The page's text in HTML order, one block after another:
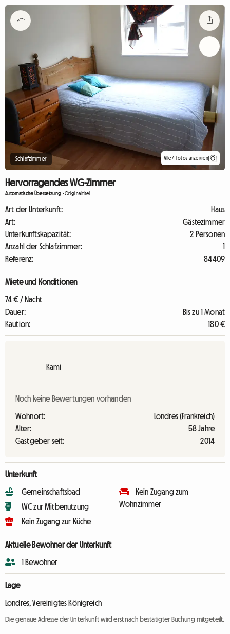
Schlafzimmer Alle 4 Fotos anzeigen
Hervorragendes WG-Zimmer
Automatische Übersetzung -Originaltitel
Art der Unterkunft:
Haus
Art:
Gästezimmer
Unterkunftskapazität:
2 Personen
Anzahl der Schlafzimmer:
1
Referenz:
84409
Miete und Konditionen
74 € / Nacht
Dauer:
Bis zu 1 Monat
Kaution:
180 €
Kami
Noch keine Bewertungen vorhanden
Wohnort:
Londres (Frankreich)
Alter:
58 Jahre
Gastgeber seit:
2014
Unterkunft
Gemeinschaftsbad
WC zur Mitbenutzung
Kein Zugang zur Küche
Kein Zugang zum
Wohnzimmer
Aktuelle Bewohner der Unterkunft
1 Bewohner
Lage
Londres, Vereinigtes Königreich
Die genaue Adresse der Unterkunft wird erst nach bestätigter Buchung mitgeteilt.